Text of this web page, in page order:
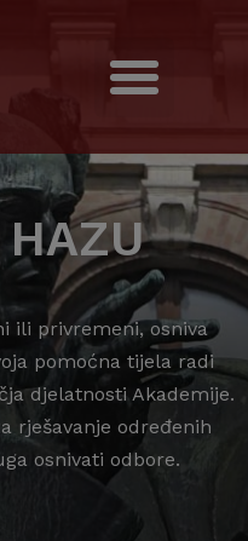
ili privremeni, osniva
pomoćna tijela radi
djelatnosti Akademije.
rješavanje određenih
osnivati odbore.